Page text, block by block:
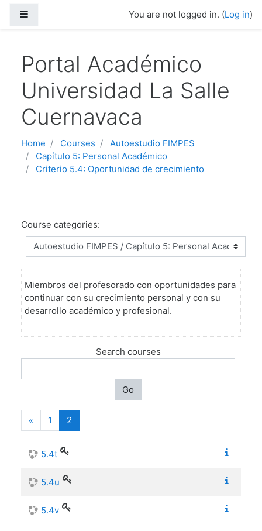
You are not logged in. (Log in)
Portal Académico
Universidad La Salle
Cuernavaca
Home Courses
Autoestudio FIMPES
Capítulo 5: Personal Académico
Criterio 5.4: Oportunidad de crecimiento
Course categories:
Miembros del profesorado con oportunidades para
continuar con su crecimiento personal y con su
desarrollo académico y profesional.
Search courses
Go
« Previous
1 2
5.4t
5.4u
5.4v